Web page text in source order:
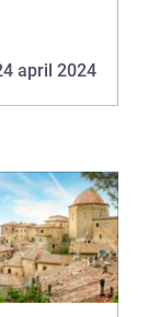
april 2024